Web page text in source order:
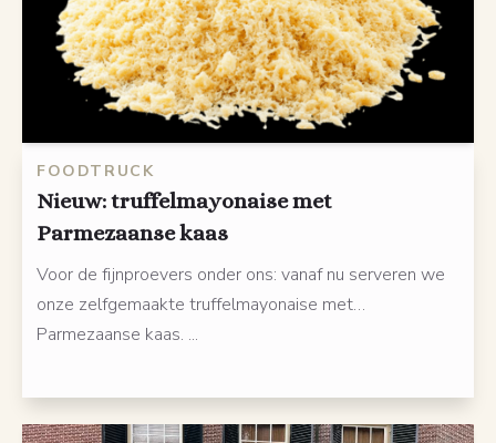
FOODTRUCK
Nieuw: truffelmayonaise met
Parmezaanse kaas
Voor de fijnproevers onder ons: vanaf nu serveren we
onze zelfgemaakte truffelmayonaise met…
Parmezaanse kaas. ...